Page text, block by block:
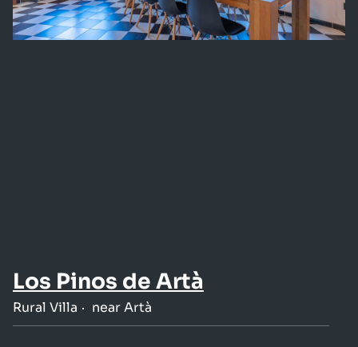
Los Pinos de Artà
Rural Villa near Artà